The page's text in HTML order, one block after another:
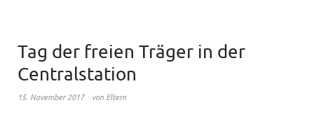
Tag der freien Träger in der
Centralstation
15. November 2017 von Eltern